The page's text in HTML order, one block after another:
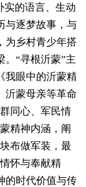
实的语言、生动
与逐梦故事，与
为乡村青少年搭
。“寻根沂蒙”主
我眼中的沂蒙精
沂蒙母亲等革命
同心、军民情
精神内涵，阐
布做军装，最
怀与奉献精
的时代价值与传